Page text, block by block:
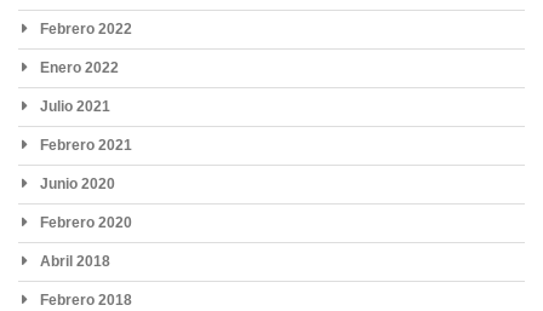
Febrero 2022
Enero 2022
Julio 2021
Febrero 2021
Junio 2020
Febrero 2020
Abril 2018
Febrero 2018